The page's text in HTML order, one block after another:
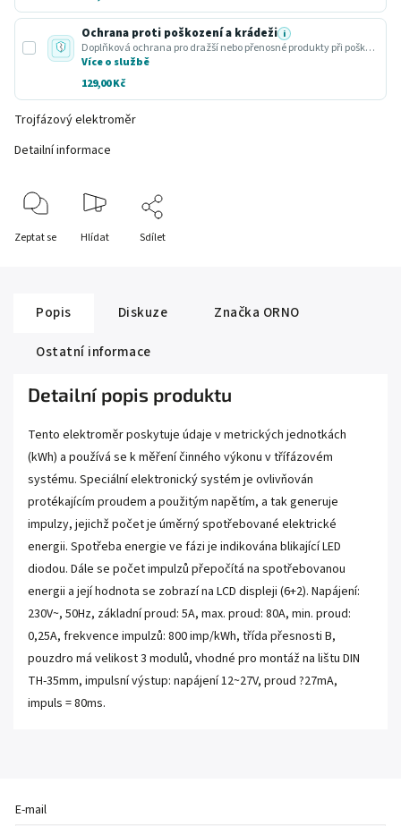
Ochrana proti poškození a krádeži i
Doplňková ochrana pro dražší nebo přenosné produkty při poškození nebo krádeži.
Více o službě
129,00 Kč
Trojfázový elektroměr
Detailní informace
Zeptat se Hlídat Sdílet
Popis Diskuze Značka ORNO
Ostatní informace
Detailní popis produktu
Tento elektroměr poskytuje údaje v metrických jednotkách
(kWh) a používá se k měření činného výkonu v třífázovém
systému. Speciální elektronický systém je ovlivňován
protékajícím proudem a použitým napětím, a tak generuje
impulzy, jejichž počet je úměrný spotřebované elektrické
energii. Spotřeba energie ve fázi je indikována blikající LED
diodou. Dále se počet impulzů přepočítá na spotřebovanou
energii a její hodnota se zobrazí na LCD displeji (6+2). Napájení:
230V~, 50Hz, základní proud: 5A, max. proud: 80A, min. proud:
0,25A, frekvence impulzů: 800 imp/kWh, třída přesnosti B,
pouzdro má velikost 3 modulů, vhodné pro montáž na lištu DIN
TH-35mm, impulsní výstup: napájení 12~27V, proud ?27mA,
impuls = 80ms.
E-mail